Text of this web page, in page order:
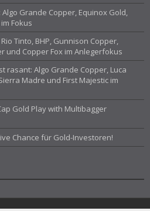
Grande Copper, Equinox Gold,
Fokus
Tinto, BHP, Gunnison Copper,
und Copper Fox im Anlegerfokus
rasant: Algo Grande Copper, Luca
Madre und First Majestic im
Gold Play with Multibagger
Chance für Gold-Investoren!